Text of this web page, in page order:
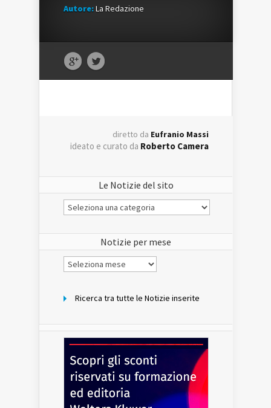
Autore:La Redazione
diretto da Eufranio Massi
ideato e curato da Roberto Camera
Le Notizie del sito
Le
Notizie
Notizie per mese
Notizie
per
Ricerca tra tutte le Notizie inserite